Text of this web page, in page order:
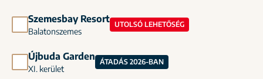
Szemesbay Resort
Balatonszemes
UTOLSÓ LEHETŐSÉG
Újbuda Garden
XI. kerület
ÁTADÁS 2026-BAN